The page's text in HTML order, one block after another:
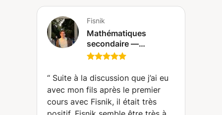
Fisnik
Mathématiques
secondaire —
méthode, remise à
suivi régulier
(Bruxelles)
“ Suite à la discussion que j’ai eu
avec mon fils après le premier
cours avec Fisnik, il était très